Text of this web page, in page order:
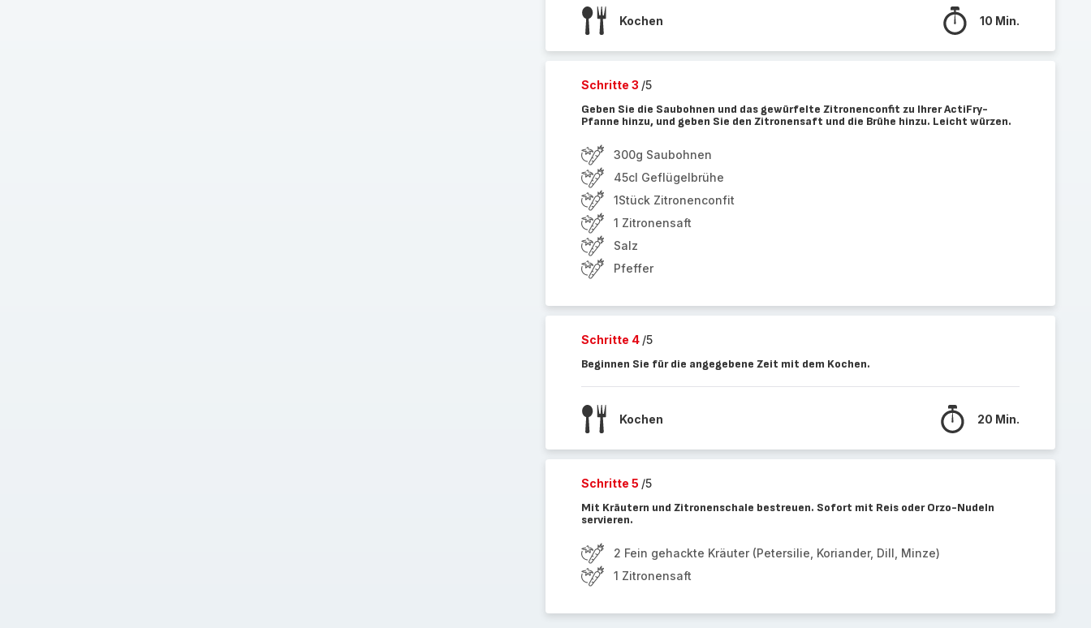
Kochen 10 Min.
Schritte 3 /5
Geben Sie die Saubohnen und das gewürfelte Zitronenconfit zu Ihrer ActiFry-
Pfanne hinzu, und geben Sie den Zitronensaft und die Brühe hinzu. Leicht würzen.
300g Saubohnen
45cl Geflügelbrühe
1Stück Zitronenconfit
1 Zitronensaft
Salz
Pfeffer
Schritte 4 /5
Beginnen Sie für die angegebene Zeit mit dem Kochen.
Kochen 20 Min.
Schritte 5 /5
Mit Kräutern und Zitronenschale bestreuen. Sofort mit Reis oder Orzo-Nudeln
servieren.
2 Fein gehackte Kräuter (Petersilie, Koriander, Dill, Minze)
1 Zitronensaft